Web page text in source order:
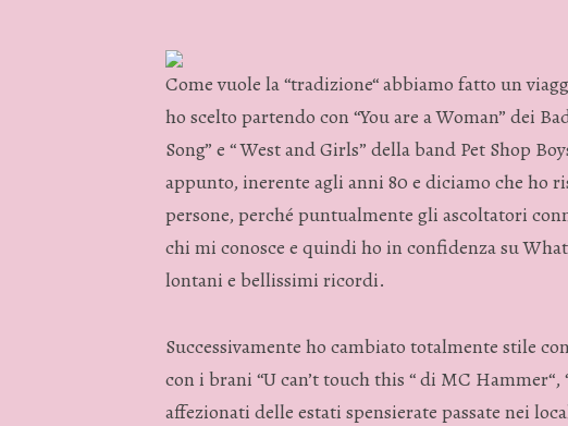
Come vuole la “tradizione“ abbiamo fatto un
ho scelto partendo con “You are a Woman” dei
Song” e “ West and Girls” della band Pet Shop
appunto, inerente agli anni 80 e diciamo che ho
persone, perché puntualmente gli ascoltatori
chi mi conosce e quindi ho in confidenza su
lontani e bellissimi ricordi.
Successivamente ho cambiato totalmente stile
con i brani “U can’t touch this “ di MC Hammer“,
affezionati delle estati spensierate passate nei